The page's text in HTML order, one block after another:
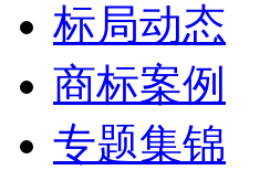
标局动态
商标案例
专题集锦